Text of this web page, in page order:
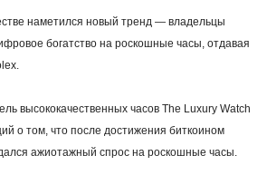
наметился новый тренд — владельцы
богатство на роскошные часы, отдавая
высококачественных часов The Luxury Watch
о том, что после достижения биткоином
ажиотажный спрос на роскошные часы.